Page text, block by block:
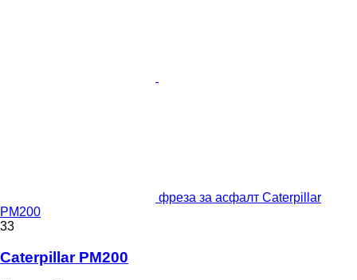
фреза за асфалт Caterpillar
PM200
33
Caterpillar PM200